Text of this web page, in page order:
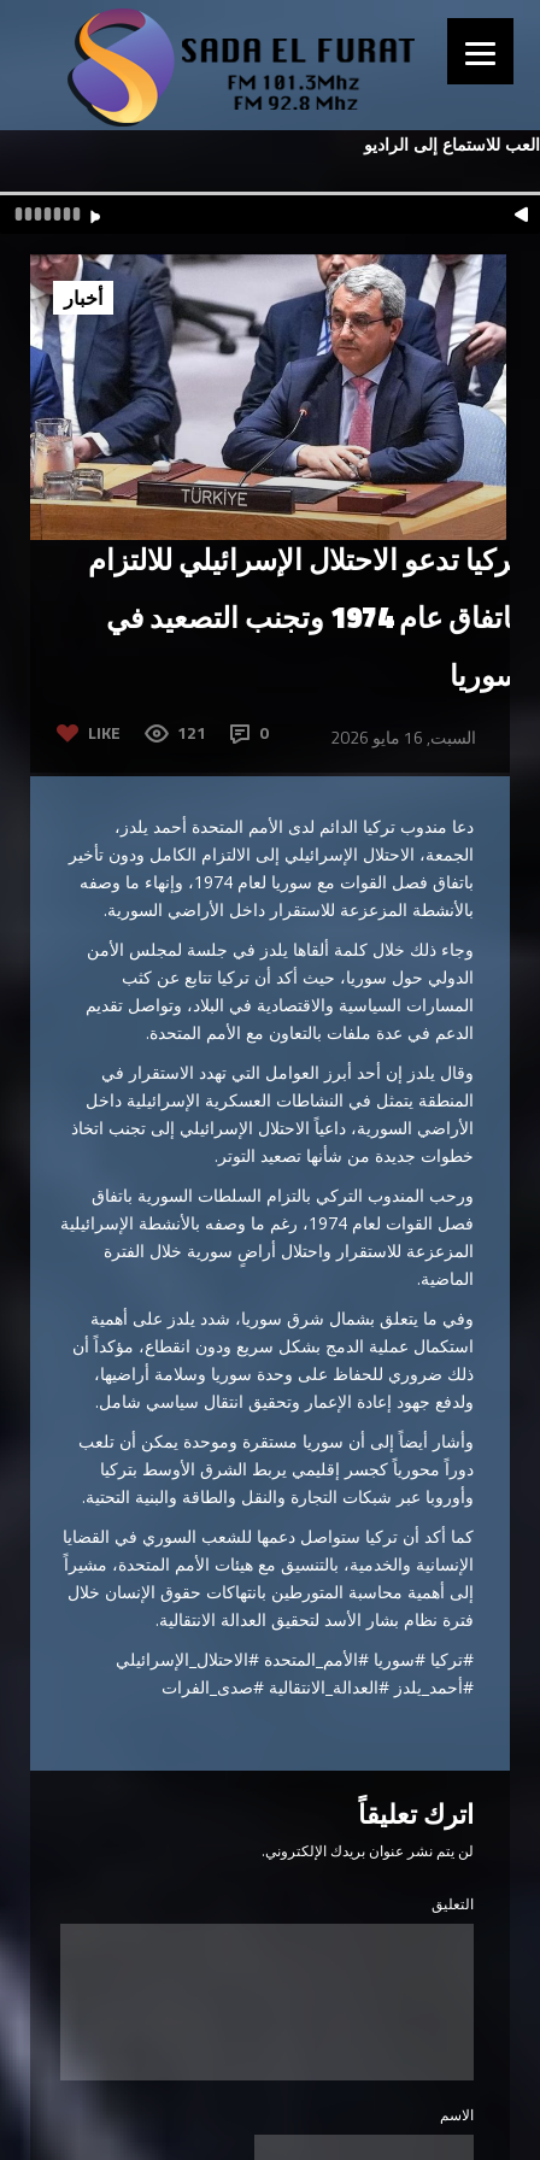
العب للاستماع إلى الراديو
تركيا تدعو الاحتلال الإسرائيلي للالتزام
باتفاق عام 1974 وتجنب التصعيد في
سوريا
LIKE 121 0 السبت, 16 مايو 2026
أخبار
دعا مندوب تركيا الدائم لدى الأمم المتحدة أحمد يلدز،
الجمعة، الاحتلال الإسرائيلي إلى الالتزام الكامل ودون تأخير
باتفاق فصل القوات مع سوريا لعام 1974، وإنهاء ما وصفه
بالأنشطة المزعزعة للاستقرار داخل الأراضي السورية.
وجاء ذلك خلال كلمة ألقاها يلدز في جلسة لمجلس الأمن
الدولي حول سوريا، حيث أكد أن تركيا تتابع عن كثب
المسارات السياسية والاقتصادية في البلاد، وتواصل تقديم
الدعم في عدة ملفات بالتعاون مع الأمم المتحدة.
وقال يلدز إن أحد أبرز العوامل التي تهدد الاستقرار في
المنطقة يتمثل في النشاطات العسكرية الإسرائيلية داخل
الأراضي السورية، داعياً الاحتلال الإسرائيلي إلى تجنب اتخاذ
خطوات جديدة من شأنها تصعيد التوتر.
ورحب المندوب التركي بالتزام السلطات السورية باتفاق
فصل القوات لعام 1974، رغم ما وصفه بالأنشطة الإسرائيلية
المزعزعة للاستقرار واحتلال أراضٍ سورية خلال الفترة
الماضية.
وفي ما يتعلق بشمال شرق سوريا، شدد يلدز على أهمية
استكمال عملية الدمج بشكل سريع ودون انقطاع، مؤكداً أن
ذلك ضروري للحفاظ على وحدة سوريا وسلامة أراضيها،
ولدفع جهود إعادة الإعمار وتحقيق انتقال سياسي شامل.
وأشار أيضاً إلى أن سوريا مستقرة وموحدة يمكن أن تلعب
دوراً محورياً كجسر إقليمي يربط الشرق الأوسط بتركيا
وأوروبا عبر شبكات التجارة والنقل والطاقة والبنية التحتية.
كما أكد أن تركيا ستواصل دعمها للشعب السوري في القضايا
الإنسانية والخدمية، بالتنسيق مع هيئات الأمم المتحدة، مشيراً
إلى أهمية محاسبة المتورطين بانتهاكات حقوق الإنسان خلال
فترة نظام بشار الأسد لتحقيق العدالة الانتقالية.
#تركيا #سوريا #الأمم_المتحدة #الاحتلال_الإسرائيلي
#أحمد_يلدز #العدالة_الانتقالية #صدى_الفرات
اترك تعليقاً
لن يتم نشر عنوان بريدك الإلكتروني.
التعليق
الاسم